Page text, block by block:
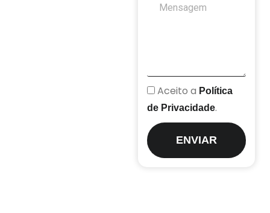
Aceito a Política
de Privacidade.
ENVIAR